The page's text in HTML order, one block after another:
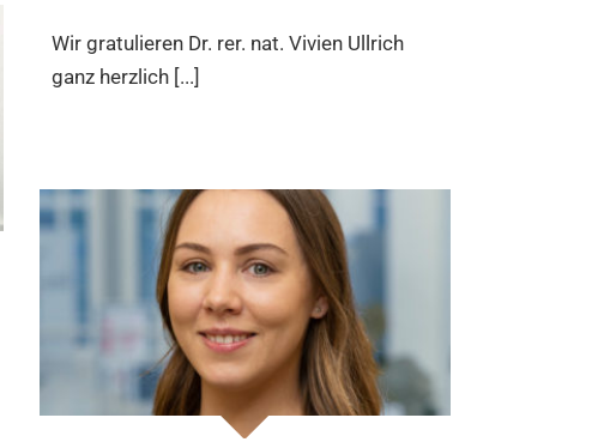
Wir gratulieren Dr. rer. nat. Vivien Ullrich
ganz herzlich [...]